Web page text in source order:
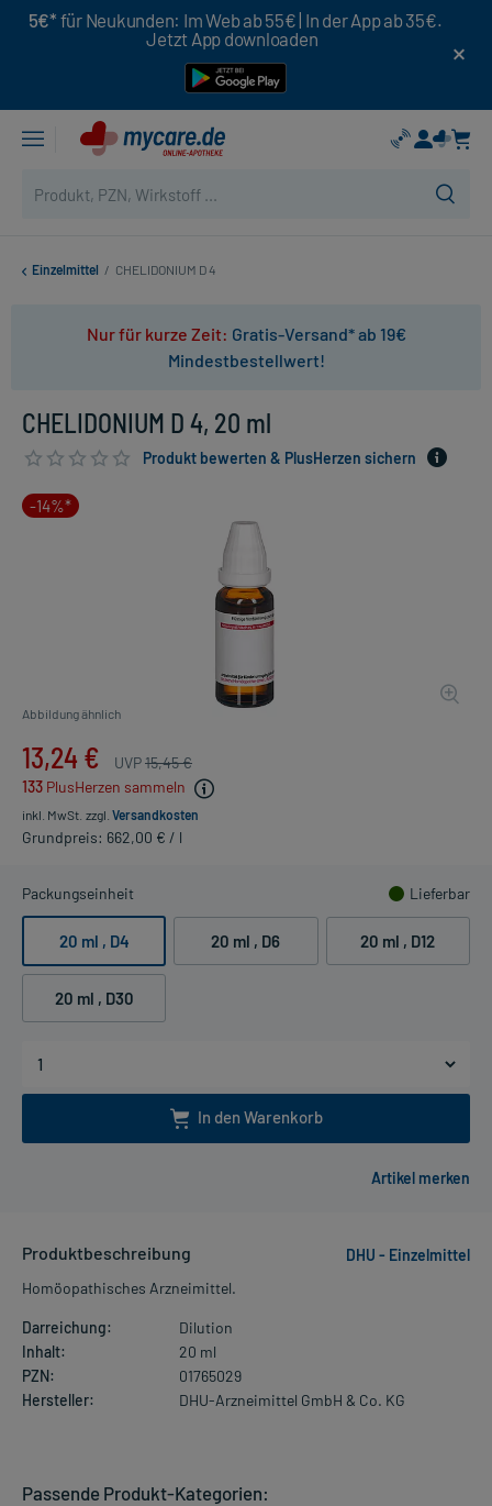
5€* für Neukunden: Im Web ab 55€ | In der App ab 35€.
Jetzt App downloaden
Einzelmittel / CHELIDONIUM D 4
Nur für kurze Zeit: Gratis-Versand* ab 19€
Mindestbestellwert!
CHELIDONIUM D 4, 20 ml
Produkt bewerten & PlusHerzen sichern
-14%*
Abbildung ähnlich
13,24 € UVP15,45 €
133 PlusHerzen sammeln
inkl. MwSt. zzgl. Versandkosten
Grundpreis: 662,00 € / l
Packungseinheit Lieferbar
20 ml , D4 20 ml , D6 20 ml , D12
20 ml , D30
In den Warenkorb
Produktbeschreibung
DHU - Einzelmittel
Homöopathisches Arzneimittel.
Darreichung:
Dilution
Inhalt:
20 ml
PZN:
01765029
Hersteller:
DHU-Arzneimittel GmbH & Co. KG
Passende Produkt-Kategorien: